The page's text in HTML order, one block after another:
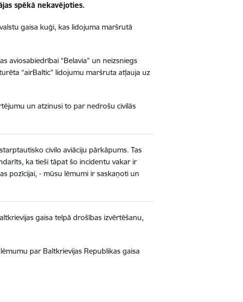
spēkā nekavējoties.
gaisa kuģi, kas lidojuma maršrutā
aviosabiedrībai “Belavia” un neizsniegs
“airBaltic” lidojumu maršruta atļauja uz
un atzinusi to par nedrošu civilās
civilo aviāciju pārkāpums. Tas
ka tieši tāpat šo incidentu vakar ir
pozīcijai, - mūsu lēmumi ir saskaņoti un
gaisa telpā drošības izvērtēšanu,
par Baltkrievijas Republikas gaisa